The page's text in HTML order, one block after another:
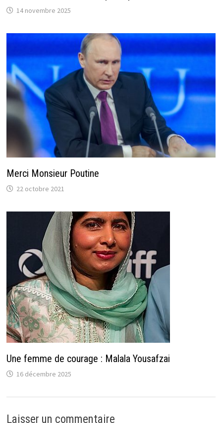
14 novembre 2025
Merci Monsieur Poutine
22 octobre 2021
Une femme de courage : Malala Yousafzai
16 décembre 2025
Laisser un commentaire